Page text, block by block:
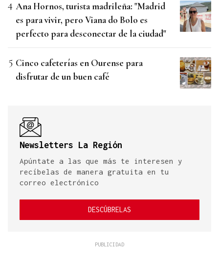
Ana Hornos, turista madrileña: "Madrid
es para vivir, pero Viana do Bolo es
perfecto para desconectar de la ciudad"
Cinco cafeterías en Ourense para
disfrutar de un buen café
Newsletters La Región
Apúntate a las que más te interesen y
recíbelas de manera gratuita en tu
correo electrónico
DESCÚBRELAS